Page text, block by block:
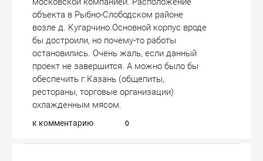
объекта в Рыбно-Слободском районе
возле д. Кугарчино.Основной корпус вроде
бы достроили, но почему-то работы
остановились. Очень жаль, если данный
проект не завершится. А можно было бы
обеспечить г.Казань (общепиты,
рестораны, торговые организации)
охлажденным мясом.
к комментарию 0